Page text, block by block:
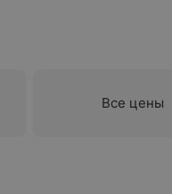
Все цены